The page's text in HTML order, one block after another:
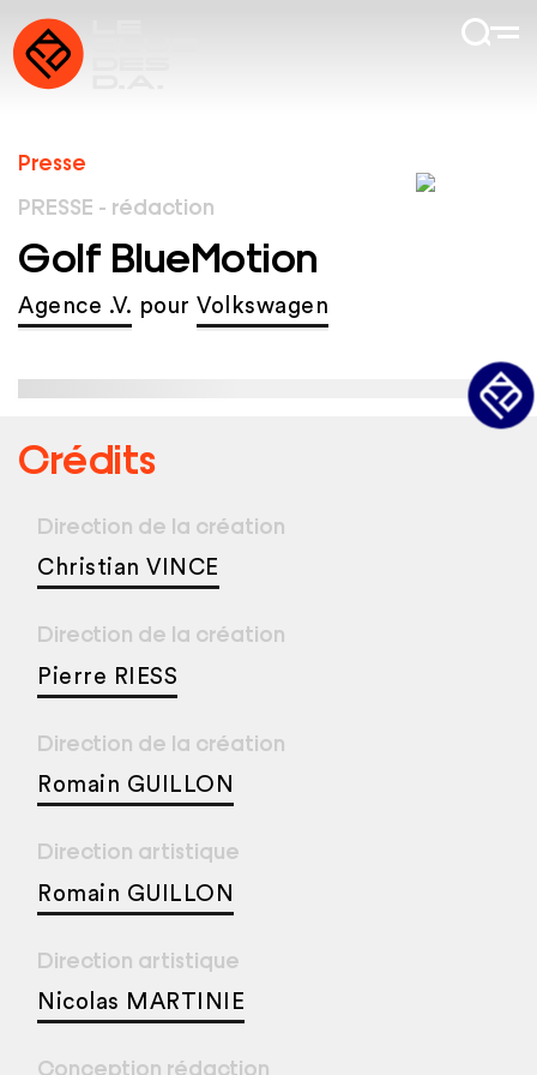
Presse
PRESSE - rédaction
Golf BlueMotion
Agence .V. pour Volkswagen
Crédits
Direction de la création
Christian VINCE
Direction de la création
Pierre RIESS
Direction de la création
Romain GUILLON
Direction artistique
Romain GUILLON
Direction artistique
Nicolas MARTINIE
Conception rédaction